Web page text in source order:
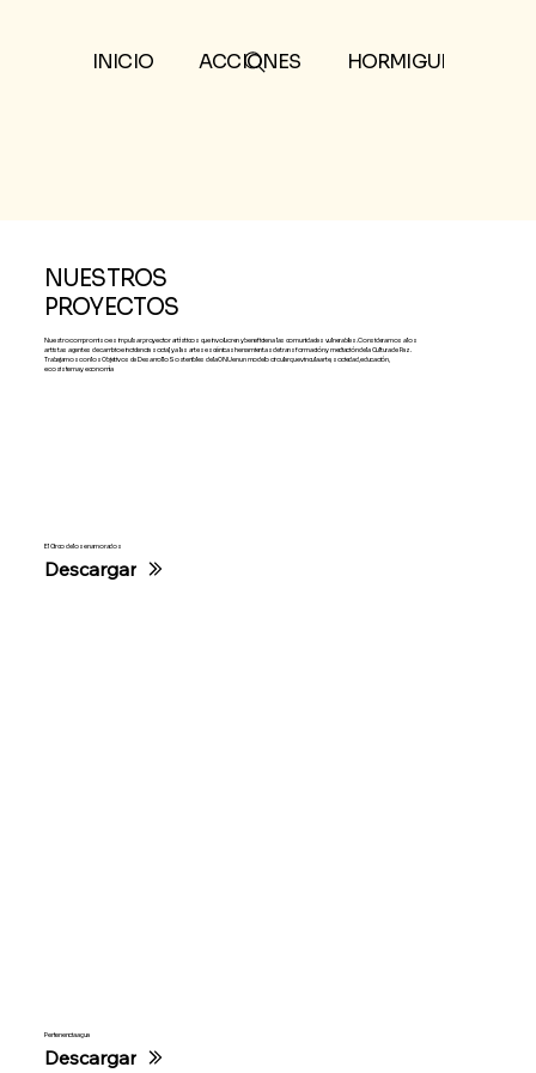
INICIO ACCIONES HORMIGUERO
NUESTROS
PROYECTOS
Nuestro compromiso es impulsar proyector artísticos que involucren y beneficien a las comunidades vulnerables. Consideramos a los
artistas agentes de cambio e incidencia social, y a las artes escénicas herramientas de transformación y mediación de la Cultura de Paz.
Trabajamos con los Objetivos de Desarrollo Sostenibles de la ONU en un modelo circular que vincula arte, sociedad, educación,
ecosistema y economía
El Circo de los enamorados
Descargar
Pertenencia agua
Descargar